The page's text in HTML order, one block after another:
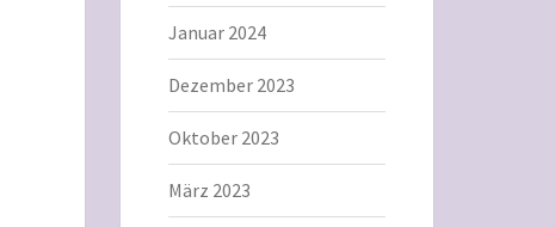
Januar 2024
Dezember 2023
Oktober 2023
März 2023